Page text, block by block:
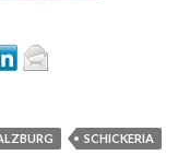
SCHICKERIA